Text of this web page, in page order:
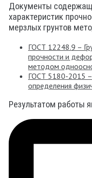
Документы
характеристик
мерзлых грунтов
ГОСТ 12248.9 –
прочности и
методом
ГОСТ 5180-2015 –
определения
Результатом работы